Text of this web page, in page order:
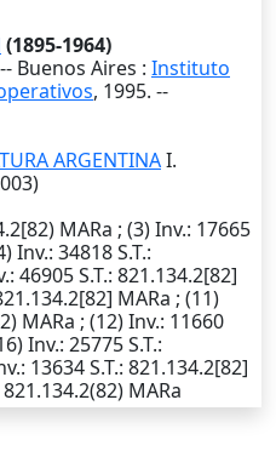
(1895-1964)
Buenos Aires : Instituto
, 1995. --
ARGENTINAI.
MARa ; (3)Inv.: 17665
Inv.: 34818S.T.:
: 46905S.T.: 821.134.2[82]
MARa ; (11)
MARa ; (12)Inv.: 11660
Inv.: 25775S.T.:
: 13634S.T.: 821.134.2[82]
821.134.2(82) MARa